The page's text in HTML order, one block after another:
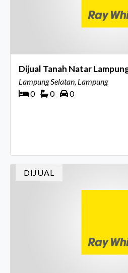
Dijual Tanah Natar
Lampung Selatan, Lampung
0
0 0
DIJUAL